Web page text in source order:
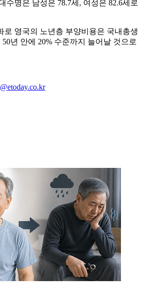
명은 남성은 78.7세, 여성은 82.6세로
영국의 노년층 부양비용은 국내총생
50년 안에 20% 수준까지 늘어날 것으로